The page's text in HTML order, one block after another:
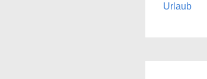
Urlaub